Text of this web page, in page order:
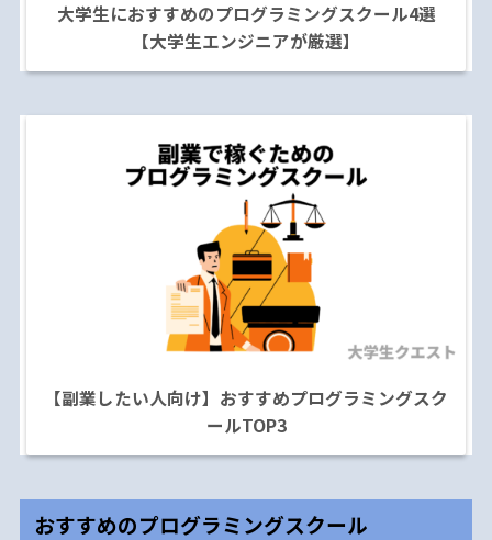
大学生におすすめのプログラミングスクール4選
【大学生エンジニアが厳選】
【副業したい人向け】おすすめプログラミングスク
ールTOP3
おすすめのプログラミングスクール